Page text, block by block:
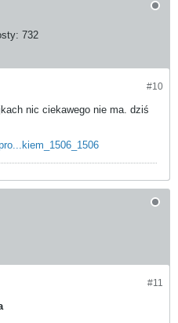
732
#10
nic ciekawego nie ma. dziś
#11